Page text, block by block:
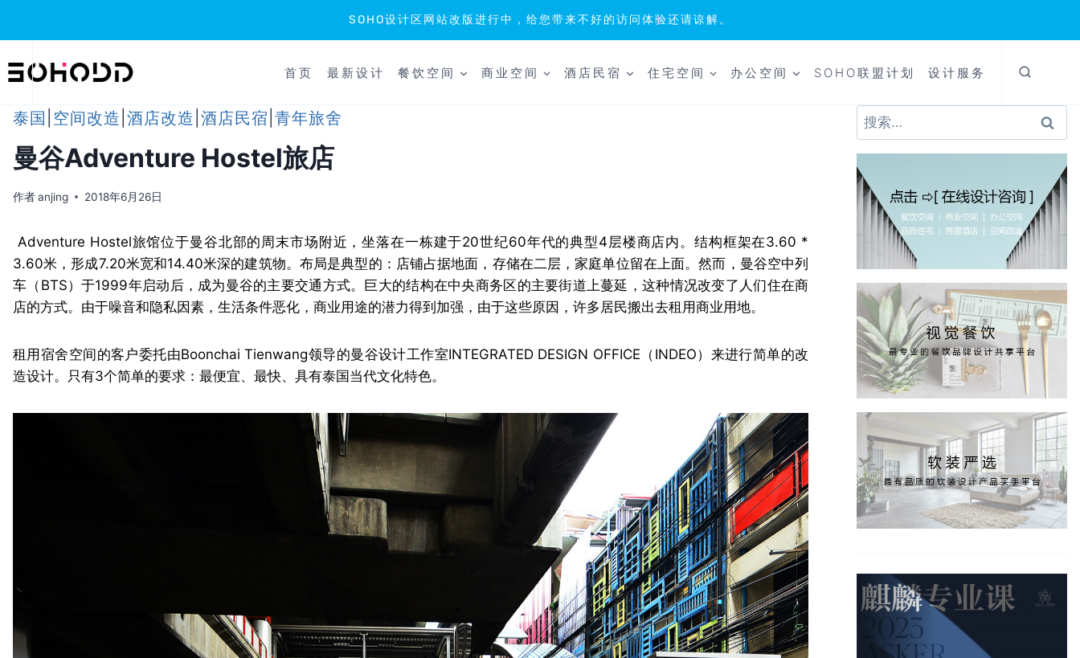
SOHO设计区网站改版进行中，给您带来不好的访问体验还请谅解。
到
首页 最新设计 餐饮空间 商业空间 酒店民宿 住宅空间 办公空间 SOHO联盟计划 设计服务
泰国 空间改造 酒店改造 酒店民宿 青年旅舍
曼谷Adventure Hostel旅店
作者anjing 2018年6月26日
Adventure Hostel旅馆位于曼谷北部的周末市场附近，坐落在一栋建于20世纪60年代的典型4层楼商店内。结构框架在3.60 *
3.60米，形成7.20米宽和14.40米深的建筑物。布局是典型的：店铺占据地面，存储在二层，家庭单位留在上面。然而，曼谷空中列
车（BTS）于1999年启动后，成为曼谷的主要交通方式。巨大的结构在中央商务区的主要街道上蔓延，这种情况改变了人们住在商
店的方式。由于噪音和隐私因素，生活条件恶化，商业用途的潜力得到加强，由于这些原因，许多居民搬出去租用商业用地。
租用宿舍空间的客户委托由Boonchai Tienwang领导的曼谷设计工作室INTEGRATED DESIGN OFFICE（INDEO）来进行简单的改
造设计。只有3个简单的要求：最便宜、最快、具有泰国当代文化特色。
搜
索：